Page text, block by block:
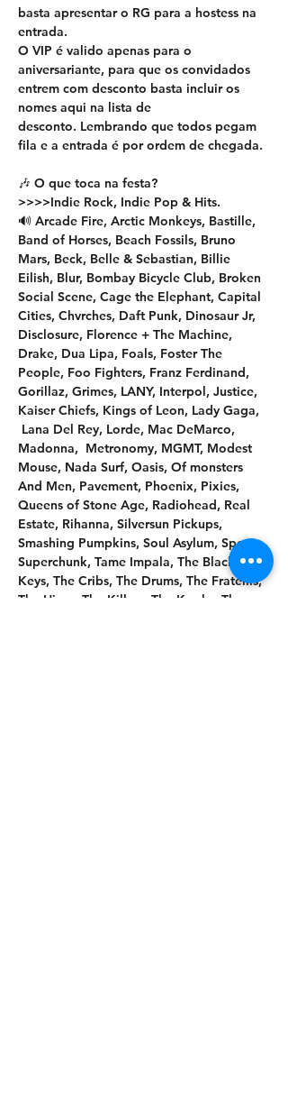
basta apresentar o RG para a hostess na
entrada.
O VIP é valido apenas para o
aniversariante, para que os convidados
entrem com desconto basta incluir os
nomes aqui na lista de
desconto. Lembrando que todos pegam
fila e a entrada é por ordem de chegada.
🎶 O que toca na festa?
>>>>Indie Rock, Indie Pop & Hits.
🔊 Arcade Fire, Arctic Monkeys, Bastille,
Band of Horses, Beach Fossils, Bruno
Mars, Beck, Belle & Sebastian, Billie
Eilish, Blur, Bombay Bicycle Club, Broken
Social Scene, Cage the Elephant, Capital
Cities, Chvrches, Daft Punk, Dinosaur Jr,
Disclosure, Florence + The Machine,
Drake, Dua Lipa, Foals, Foster The
People, Foo Fighters, Franz Ferdinand,
Gorillaz, Grimes, LANY, Interpol, Justice,
Kaiser Chiefs, Kings of Leon, Lady Gaga,
Lana Del Rey, Lorde, Mac DeMarco,
Madonna,  Metronomy, MGMT, Modest
Mouse, Nada Surf, Oasis, Of monsters
And Men, Pavement, Phoenix, Pixies,
Queens of Stone Age, Radiohead, Real
Estate, Rihanna, Silversun Pickups,
Smashing Pumpkins, Soul Asylum, Spoon,
Superchunk, Tame Impala, The Black
Keys, The Cribs, The Drums, The Fratellis,
The Hives, The Killers, The Kooks, The